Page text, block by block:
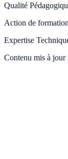
Qualité
Action de
Expertise
Contenu mis à jour